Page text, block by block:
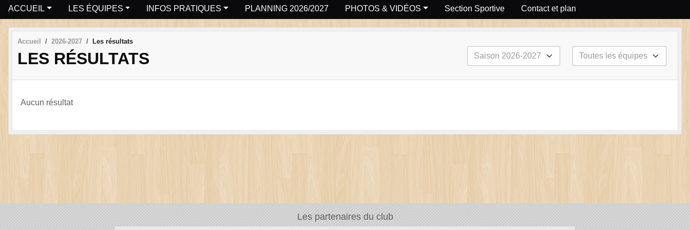
ACCUEIL LES ÉQUIPES INFOS PRATIQUES PLANNING 2026/2027 PHOTOS & VIDÉOS Section Sportive Contact et plan
Accueil 2026-2027 Les résultats
LES RÉSULTATS
Aucun résultat
Les partenaires du club